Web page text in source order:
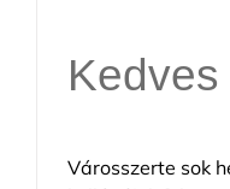
Városszerte sok